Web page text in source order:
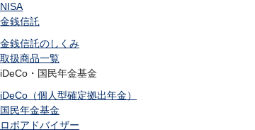
NISA
金銭信託
金銭信託のしくみ
取扱商品一覧
iDeCo・国民年金基金
iDeCo（個人型確定拠出年金）
国民年金基金
ロボアドバイザー